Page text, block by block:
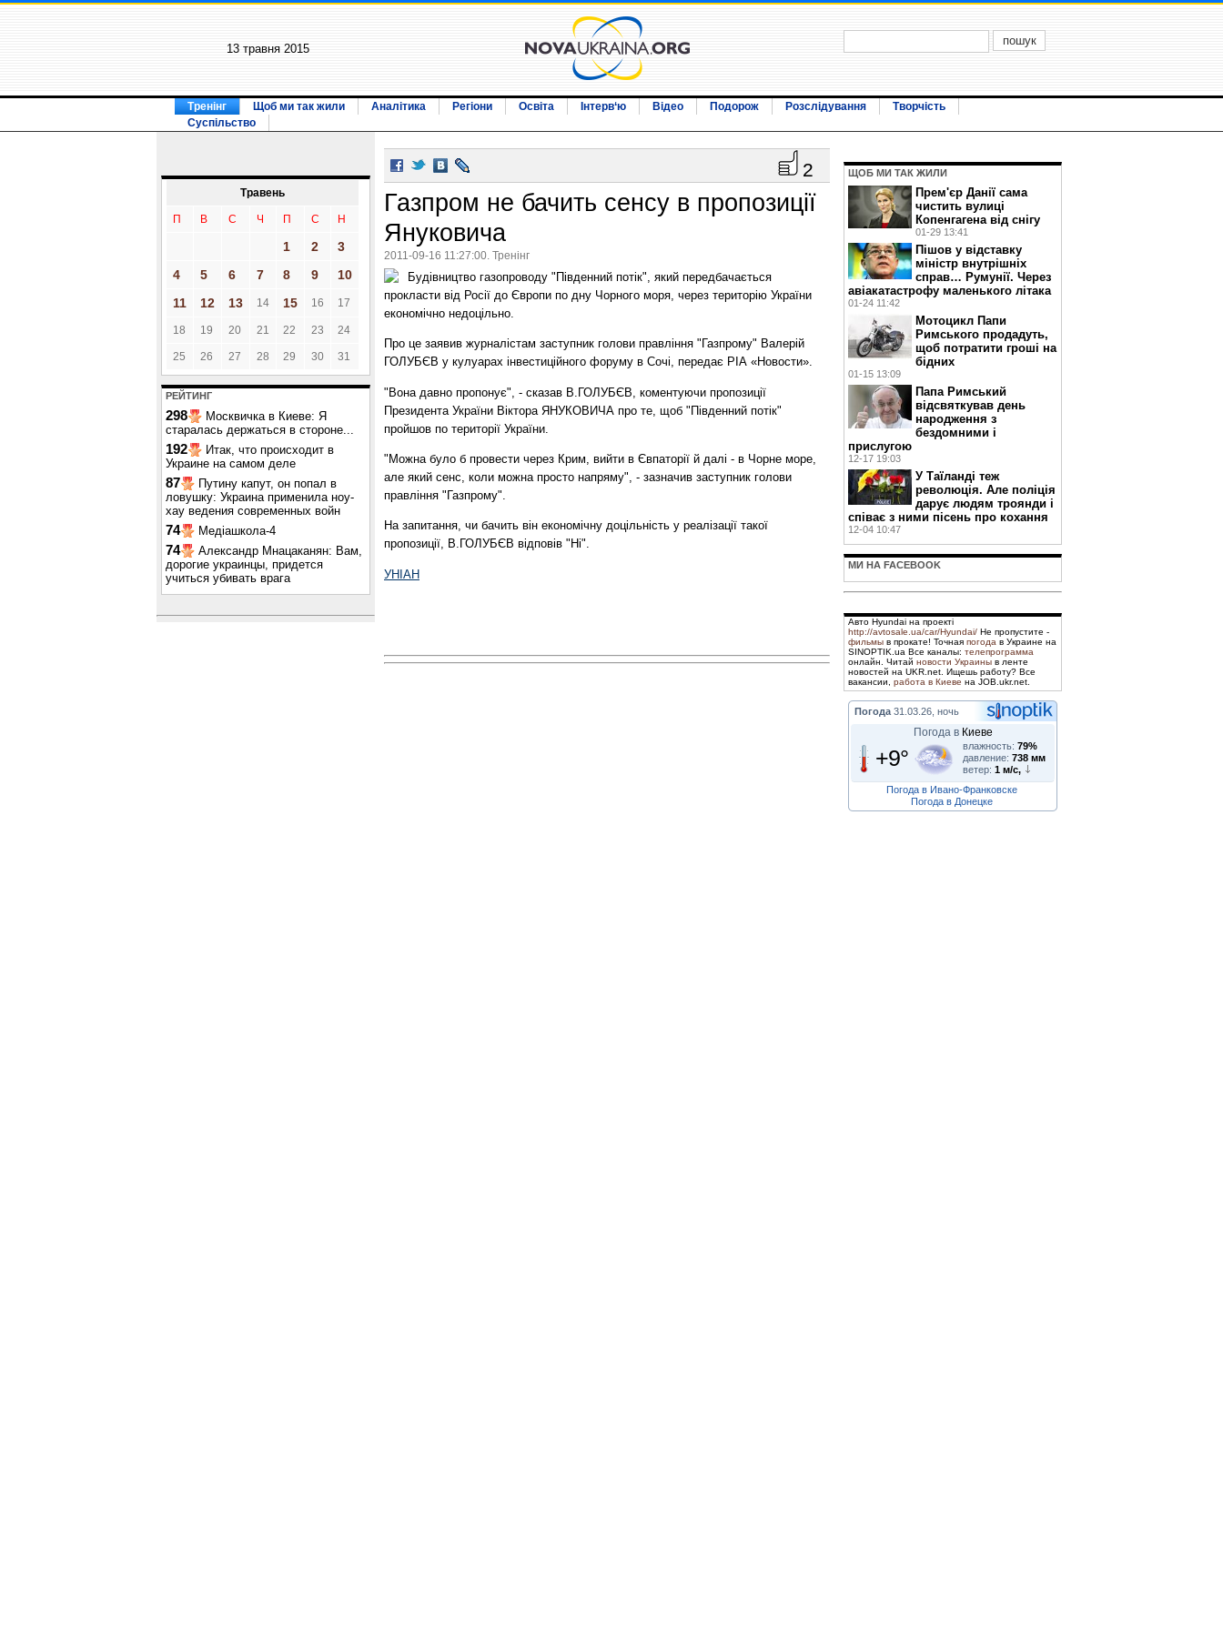
13 травня 2015
Тренінг Щоб ми так жили Аналітика Регіони Освіта Інтерв‘ю Відео Подорож Розслідування
Творчість
Суспільство
Травень
П В С Ч П С Н
1 2
3
4
5 6 7 8 9
10
11
12 13 14 15 16 17
18 19 20 21 22 23 24
25 26 27 28 29 30 31
РЕЙТИНГ
298
Москвичка в Киеве: Я
старалась держаться в стороне...
192
Итак, что происходит в
Украине на самом деле
87
Путину капут, он попал в
ловушку: Украина применила ноу-
хау ведения современных войн
74 Медіашкола-4
74
Александр Мнацаканян: Вам,
дорогие украинцы, придется
учиться убивать врага
2
Газпром не бачить сенсу в пропозиції
Януковича
2011-09-16 11:27:00. Тренінг
Будівництво газопроводу "Південний потік", який передбачається
прокласти від Росії до Європи по дну Чорного моря, через територію України
економічно недоцільно.
Про це заявив журналістам заступник голови правління "Газпрому" Валерій
ГОЛУБЄВ у кулуарах інвестиційного форуму в Сочі, передає РІА «Новости».
"Вона давно пропонує", - сказав В.ГОЛУБЄВ, коментуючи пропозиції
Президента України Віктора ЯНУКОВИЧА про те, щоб "Південний потік"
пройшов по території України.
"Можна було б провести через Крим, вийти в Євпаторії й далі - в Чорне море,
але який сенс, коли можна просто напряму", - зазначив заступник голови
правління "Газпрому".
На запитання, чи бачить він економічну доцільність у реалізації такої
пропозиції, В.ГОЛУБЄВ відповів "Ні".
УНІАН
ЩОБ МИ ТАК ЖИЛИ
Прем'єр Данії сама
чистить вулиці
Копенгагена від снігу
01-29 13:41
Пішов у відставку
міністр внутрішніх
справ… Румунії. Через
авіакатастрофу маленького літака
01-24 11:42
Мотоцикл Папи
Римського продадуть,
щоб потратити гроші на
бідних
01-15 13:09
Папа Римський
відсвяткував день
народження з
бездомними і
прислугою
12-17 19:03
У Таїланді теж
революція. Але поліція
дарує людям троянди і
співає з ними пісень про кохання
12-04 10:47
МИ НА FACEBOOK
Авто Hyundai на проекті
http://avtosale.ua/car/Hyundai/ Не пропустите -
фильмы в прокате! Точная погода в Украине на
SINOPTIK.ua Все каналы: телепрограмма
онлайн. Читай новости Украины в ленте
новостей на UKR.net. Ищешь работу? Все
вакансии, работа в Киеве на JOB.ukr.net.
Погода 31.03.26, ночь
Погода в Киеве
+9° влажность: 79%
давление: 738 мм
ветер: 1 м/с,
Погода в Ивано-Франковске
Погода в Донецке